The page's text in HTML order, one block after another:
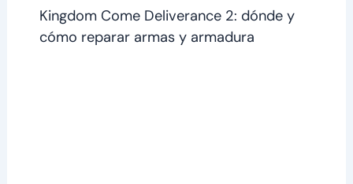
Kingdom Come Deliverance 2: dónde y
cómo reparar armas y armadura